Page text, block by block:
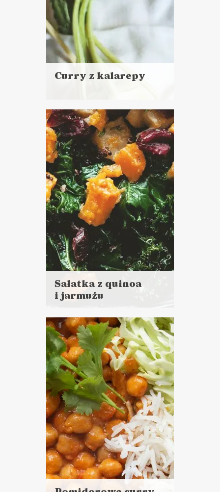
Curry z kalarepy
więcej
Czas przygotowania:
do 30 minut
DANIA GŁÓWNE
LUNCHE DO PRACY
Sałatka z quinoa
i jarmużu
więcej
Czas przygotowania:
do godziny
LUNCHE DO PRACY
PRZYSTAWKI
NIEDZIELNE GOTOWANIE ?